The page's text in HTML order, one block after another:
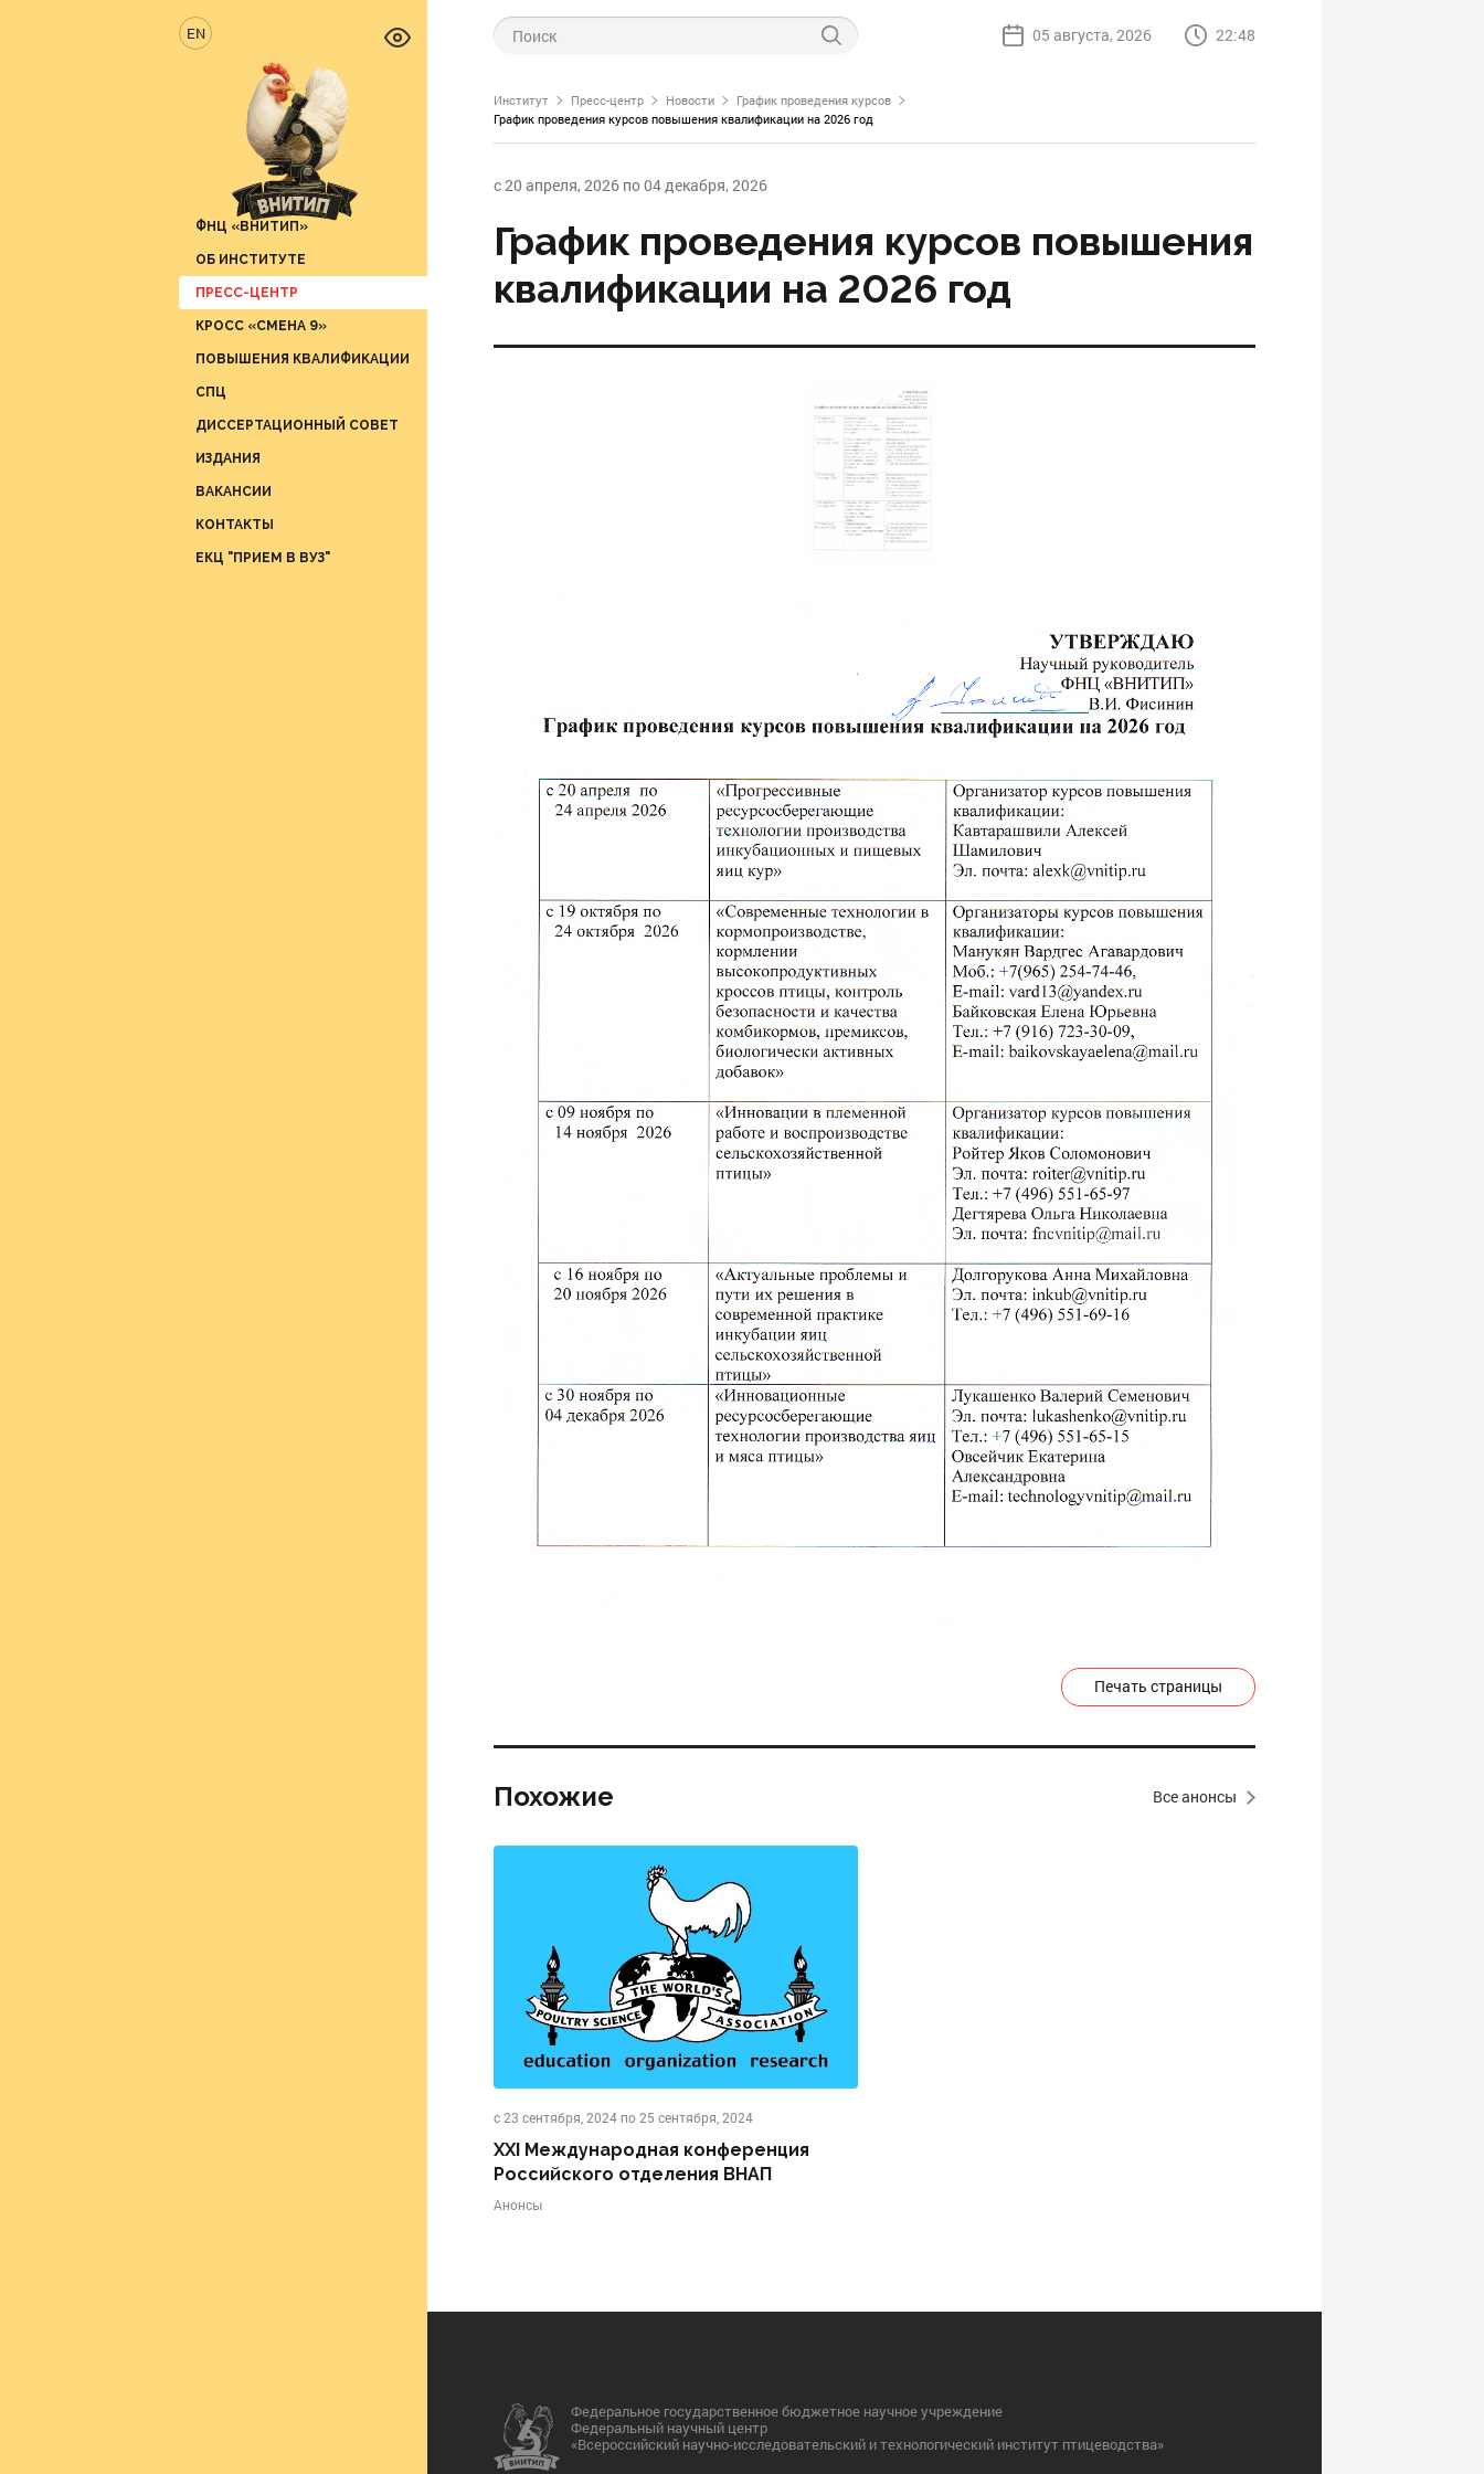
EN
ФНЦ «ВНИТИП»
ОБ ИНСТИТУТЕ
Отдел технологии производства
Отдел питания птицы
ПРЕСС-ЦЕНТР
Новости ФНЦ «ВНИТИП»
Отраслевые новости
КРОСС «СМЕНА 9»
ПОВЫШЕНИЯ КВАЛИФИКАЦИИ
СПЦ
ДИССЕРТАЦИОННЫЙ СОВЕТ
ИЗДАНИЯ
ВАКАНСИИ
КОНТАКТЫ
ЕКЦ "ПРИЕМ В ВУЗ"
05 августа, 2026 22:48
Институт Пресс-центр Новости
График проведения курсов
График проведения курсов повышения квалификации на 2026 год
с 20 апреля, 2026 по 04 декабря, 2026
График проведения курсов повышения
квалификации на 2026 год
Печать страницы
Похожие Все анонсы
с 23 сентября, 2024 по 25 сентября, 2024
XXI Международная конференция
Российского отделения ВНАП
Анонсы
Федеральное государственное бюджетное научное учреждение
Федеральный научный центр
«Всероссийский научно-исследовательский и технологический институт птицеводства»